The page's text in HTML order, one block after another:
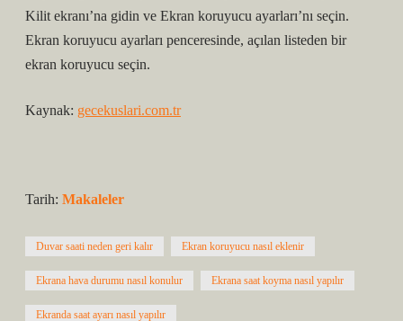
Kilit ekranı’na gidin ve Ekran koruyucu ayarları’nı seçin.
Ekran koruyucu ayarları penceresinde, açılan listeden bir
ekran koruyucu seçin.
Kaynak: gecekuslari.com.tr
Tarih: Makaleler
Duvar saati neden geri kalır Ekran koruyucu nasıl eklenir
Ekrana hava durumu nasıl konulur Ekrana saat koyma nasıl yapılır
Ekranda saat ayarı nasıl yapılır